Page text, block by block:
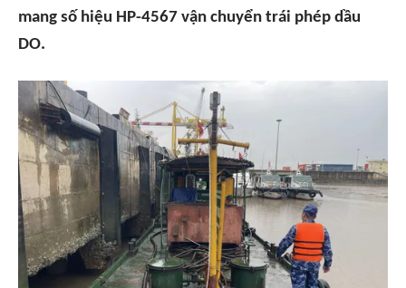
mang số hiệu HP-4567 vận chuyển trái phép dầu
DO.